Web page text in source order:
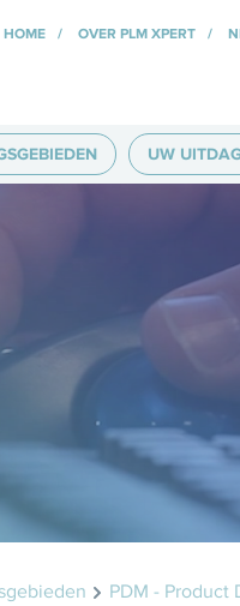
HOME OVER PLM XPERT
UW
PDM - Product